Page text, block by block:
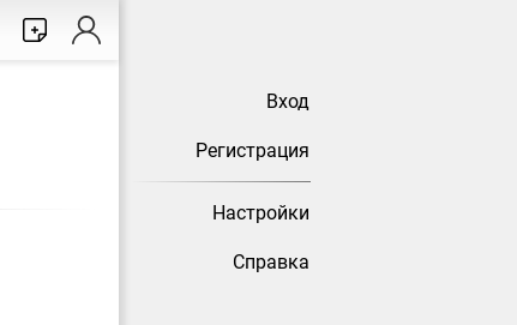
Вход
Регистрация
Настройки
Справка